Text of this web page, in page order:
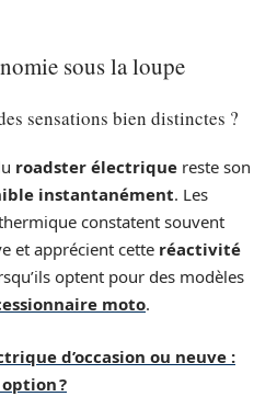
sous la loupe
sensations bien distinctes ?
roadster électrique reste son
instantanément. Les
constatent souvent
et apprécient cette réactivité
optent pour des modèles
moto.
d’occasion ou neuve :
?